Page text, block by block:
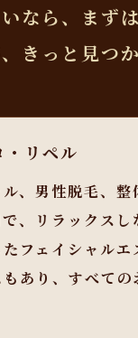
なら、まず
きっと見つか
リペル
、男性脱毛、
、リラックス
フェイシャル
あり、すべて